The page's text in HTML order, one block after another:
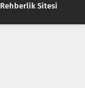
Sitesi